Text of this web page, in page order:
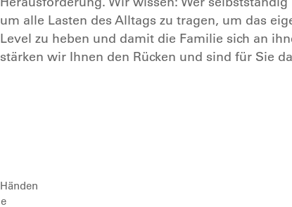
um alle Lasten des Alltags zu tragen, um das
Level zu heben und damit die Familie sich an
stärken wir Ihnen den Rücken und sind für Sie